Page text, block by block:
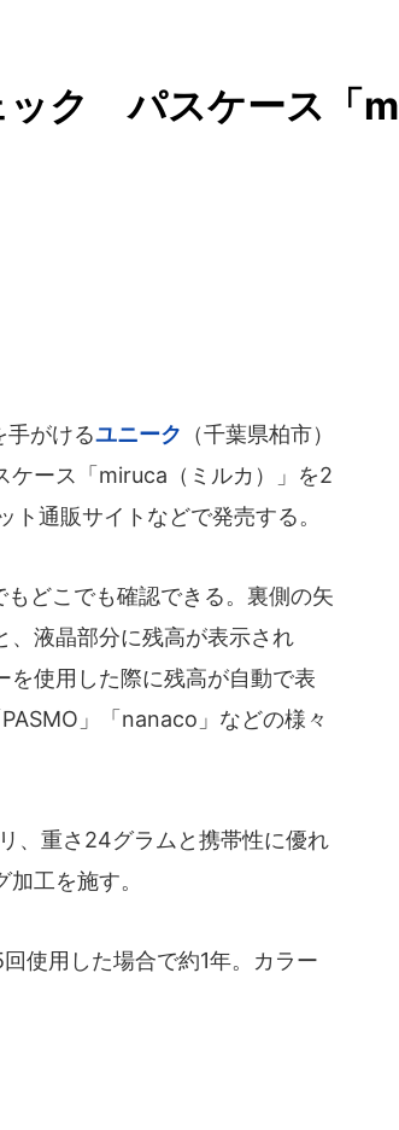
ック パスケース「m
がけるユニーク （千葉県柏市）
ケース「miruca（ミルカ）」を2
通販サイトなどで発売する。
どこでも確認できる。裏側の矢
、液晶部分に残高が表示され
を使用した際に残高が自動で表
」「nanaco」などの様々
、重さ24グラムと携帯性に優れ
工を施す。
使用した場合で約1年。カラー